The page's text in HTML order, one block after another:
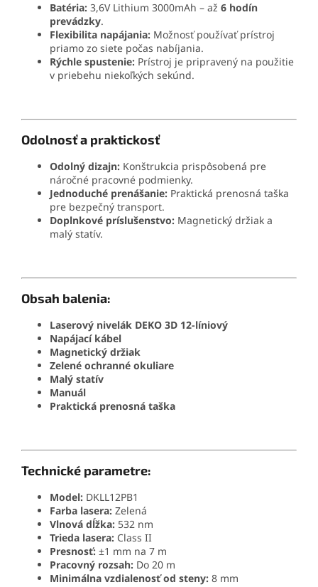
Batéria: 3,6V Lithium 3000mAh – až 6 hodín
prevádzky.
Flexibilita napájania: Možnosť používať prístroj
priamo zo siete počas nabíjania.
Rýchle spustenie: Prístroj je pripravený na použitie
v priebehu niekoľkých sekúnd.
Odolnosť a praktickosť
Odolný dizajn: Konštrukcia prispôsobená pre
náročné pracovné podmienky.
Jednoduché prenášanie: Praktická prenosná taška
pre bezpečný transport.
Doplnkové príslušenstvo: Magnetický držiak a
malý statív.
Obsah balenia:
Laserový nivelák DEKO 3D 12-líniový
Napájací kábel
Magnetický držiak
Zelené ochranné okuliare
Malý statív
Manuál
Praktická prenosná taška
Technické parametre:
Model: DKLL12PB1
Farba lasera: Zelená
Vlnová dĺžka: 532 nm
Trieda lasera: Class II
Presnosť: ±1 mm na 7 m
Pracovný rozsah: Do 20 m
Minimálna vzdialenosť od steny: 8 mm